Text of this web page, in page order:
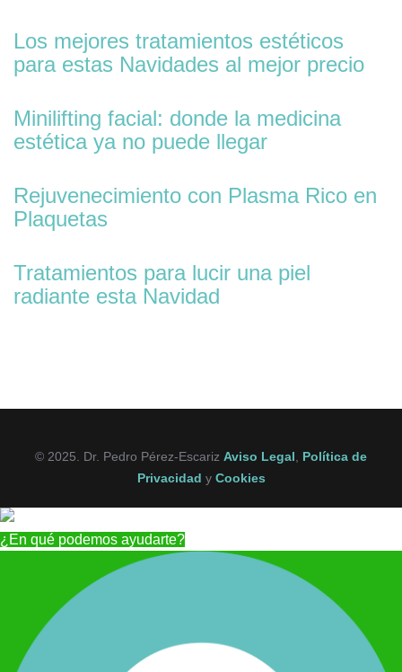
Los mejores tratamientos estéticos
para estas Navidades al mejor precio
Minilifting facial: donde la medicina
estética ya no puede llegar
Rejuvenecimiento con Plasma Rico en
Plaquetas
Tratamientos para lucir una piel
radiante esta Navidad
© 2025. Dr. Pedro Pérez-Escariz Aviso Legal
Política de
Privacidad y Cookies
¿En qué podemos ayudarte?